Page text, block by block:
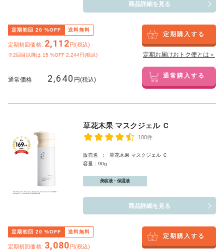
商品詳細を見る
定期初回 20 %OFF 送料無料
定期初回価格: 2,112円(税込)
※2回目以降は 15 %OFF 2,244円(税込)
定期購入する
定期お届けおトク便とは＞
通常価格 2,640 円(税込) 通常購入する
草花木果 マスクジェル Ｃ
188件
販売名 : 草花木果 マスクジェル Ｃ
容量：90g
美容液・保湿液
商品詳細を見る
定期初回 20 %OFF 送料無料
定期初回価格: 3,080円(税込)
定期購入する